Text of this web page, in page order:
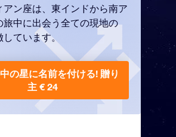
アン座は、東インドから南ア
旅中に出会う全ての現地の
ています。
の星に名前を付ける! 贈り
主 € 24